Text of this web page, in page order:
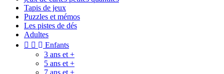
Tapis de jeux
Puzzles et mémos
Les pistes de dés
Adultes
 
Enfants
3 ans et +
5 ans et +